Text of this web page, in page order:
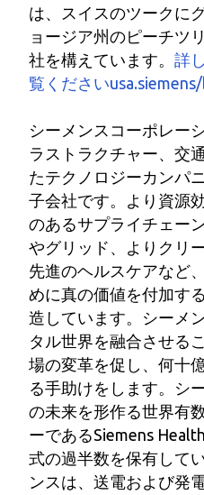
は、スイスのツークに
ョージア州のピーチツ
社を構えています。詳
覧ください
シーメンスコーポレー
ラストラクチャー、交
たテクノロジーカンパ
子会社です。より資源
のあるサプライチェー
やグリッド、よりクリ
先進のヘルスケアなど
めに真の価値を付加す
造しています。シーメ
タル世界を融合させる
場の変革を促し、何十
る手助けをします。シ
の未来を形作る世界有
ーであるSiemens
式の過半数を保有して
ンスは、送電および発